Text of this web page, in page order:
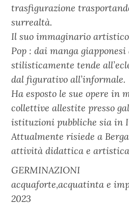
trasfigurazione
surrealtà.
Il suo immaginario
Pop : dai manga
stilisticamente tende
dal figurativo all’informale.
Ha esposto le sue opere in
collettive allestite presso
istituzioni pubbliche sia in
Attualmente risiede a
attività didattica e
GERMINAZIONI
acquaforte,acquatinta e
2023